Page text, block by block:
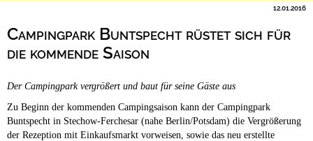
Ganzjährig geöffnet
Campingplätze
Campingpark Buntspecht rüstet sich für
die kommende Saison
12.01.2016
Der Campingpark vergrößert und baut für seine Gäste aus
Zu Beginn der kommenden Campingsaison kann der Campingpark
Buntspecht in Stechow-Ferchesar (nahe Berlin/Potsdam) die Vergrößerung
der Rezeption mit Einkaufsmarkt vorweisen, sowie das neu erstellte